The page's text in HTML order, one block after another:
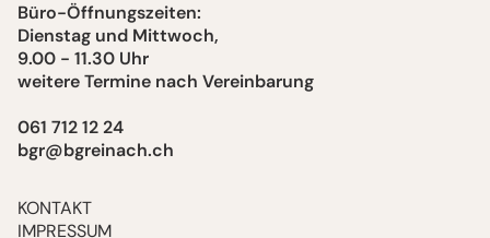
Büro-Öffnungszeiten:
Dienstag und Mittwoch,
9.00 - 11.30 Uhr
weitere Termine nach Vereinbarung
061 712 12 24
bgr@bgreinach.ch
KONTAKT
IMPRESSUM